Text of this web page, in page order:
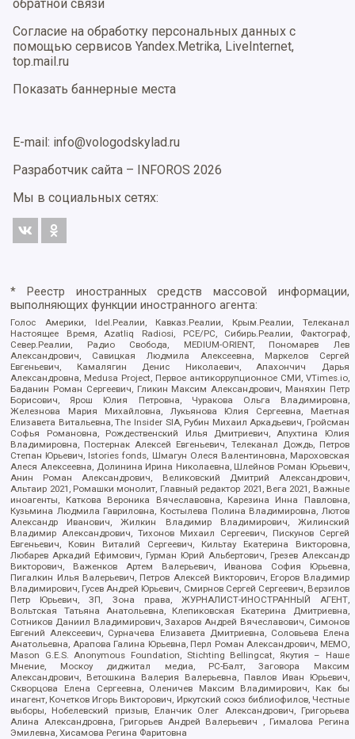
обратной связи
Согласие на обработку персональных данных с
помощью сервисов Yandex.Metrika, LiveInternet,
top.mail.ru
Показать баннерные места
E-mail: info@vologodskylad.ru
Разработчик сайта – INFOROS 2026
Мы в социальных сетях:
* Реестр иностранных средств массовой информации,
выполняющих функции иностранного агента:
Голос Америки, Idel.Реалии, Кавказ.Реалии, Крым.Реалии, Телеканал
Настоящее Время, Azatliq Radiosi, PCE/PC, Сибирь.Реалии, Фактограф,
Север.Реалии, Радио Свобода, MEDIUM-ORIENT, Пономарев Лев
Александрович, Савицкая Людмила Алексеевна, Маркелов Сергей
Евгеньевич, Камалягин Денис Николаевич, Апахончич Дарья
Александровна, Medusa Project, Первое антикоррупционное СМИ, VTimes.io,
Баданин Роман Сергеевич, Гликин Максим Александрович, Маняхин Петр
Борисович, Ярош Юлия Петровна, Чуракова Ольга Владимировна,
Железнова Мария Михайловна, Лукьянова Юлия Сергеевна, Маетная
Елизавета Витальевна, The Insider SIA, Рубин Михаил Аркадьевич, Гройсман
Софья Романовна, Рождественский Илья Дмитриевич, Апухтина Юлия
Владимировна, Постернак Алексей Евгеньевич, Телеканал Дождь, Петров
Степан Юрьевич, Istories fonds, Шмагун Олеся Валентиновна, Мароховская
Алеся Алексеевна, Долинина Ирина Николаевна, Шлейнов Роман Юрьевич,
Анин Роман Александрович, Великовский Дмитрий Александрович,
Альтаир 2021, Ромашки монолит, Главный редактор 2021, Вега 2021, Важные
иноагенты, Каткова Вероника Вячеславовна, Карезина Инна Павловна,
Кузьмина Людмила Гавриловна, Костылева Полина Владимировна, Лютов
Александр Иванович, Жилкин Владимир Владимирович, Жилинский
Владимир Александрович, Тихонов Михаил Сергеевич, Пискунов Сергей
Евгеньевич, Ковин Виталий Сергеевич, Кильтау Екатерина Викторовна,
Любарев Аркадий Ефимович, Гурман Юрий Альбертович, Грезев Александр
Викторович, Важенков Артем Валерьевич, Иванова София Юрьевна,
Пигалкин Илья Валерьевич, Петров Алексей Викторович, Егоров Владимир
Владимирович, Гусев Андрей Юрьевич, Смирнов Сергей Сергеевич, Верзилов
Петр Юрьевич, ЗП, Зона права, ЖУРНАЛИСТ-ИНОСТРАННЫЙ АГЕНТ,
Вольтская Татьяна Анатольевна, Клепиковская Екатерина Дмитриевна,
Сотников Даниил Владимирович, Захаров Андрей Вячеславович, Симонов
Евгений Алексеевич, Сурначева Елизавета Дмитриевна, Соловьева Елена
Анатольевна, Арапова Галина Юрьевна, Перл Роман Александрович, МЕМО,
Mason G.E.S. Anonymous Foundation, Stichting Bellingcat, Якутия – Наше
Мнение, Москоу диджитал медиа, РС-Балт, Заговора Максим
Александрович, Ветошкина Валерия Валерьевна, Павлов Иван Юрьевич,
Скворцова Елена Сергеевна, Оленичев Максим Владимирович, Как бы
инагент, Кочетков Игорь Викторович, Иркутский союз библиофилов, Честные
выборы, Нобелевский призыв, Еланчик Олег Александрович, Григорьева
Алина Александровна, Григорьев Андрей Валерьевич , Гималова Регина
Эмилевна, Хисамова Регина Фаритовна